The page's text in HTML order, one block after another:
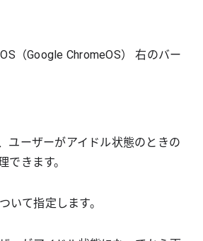
（Google ChromeOS）右のバー
ユーザーがアイドル状態のときの
できます。
いて指定します。